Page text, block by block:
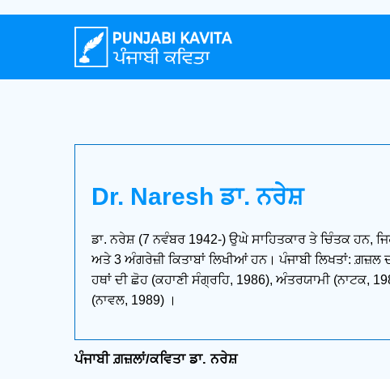
Dr. Naresh ਡਾ. ਨਰੇਸ਼
ਡਾ. ਨਰੇਸ਼ (7 ਨਵੰਬਰ 1942-) ਉਘੇ ਸਾਹਿਤਕਾਰ ਤੇ ਚਿੰਤਕ ਹਨ,
ਅਤੇ 3 ਅੰਗਰੇਜ਼ੀ ਕਿਤਾਬਾਂ ਲਿਖੀਆਂ ਹਨ। ਪੰਜਾਬੀ ਲਿਖਤਾਂ:
ਹਥਾਂ ਦੀ ਛੋਹ (ਕਹਾਣੀ ਸੰਗ੍ਰਹਿ, 1986), ਅੰਤਰਯਾਮੀ (ਨਾਟਕ,
(ਨਾਵਲ, 1989) ।
ਪੰਜਾਬੀ ਗ਼ਜ਼ਲਾਂ/ਕਵਿਤਾ ਡਾ. ਨਰੇਸ਼